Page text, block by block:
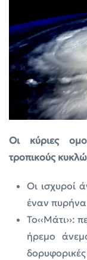
Οι κύριες
τροπικούς
Οι ισχυροί
έναν πυρήνα
To‹‹Μάτι››:
ήρεμο
δορυφορικές